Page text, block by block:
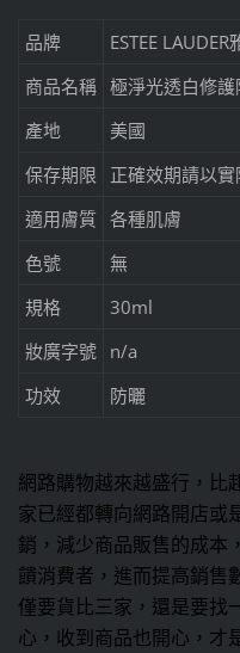
品牌
ESTEE
商品名稱 極淨光透白修
產地
美國
保存期限
正確效期請以
適用膚質 各種肌膚
色號
無
規格
30ml
妝廣字號
n/a
功效
防曬
網路購物越來越盛行，比
家已經都轉向網路開店或
銷，減少商品販售的成本
饋消費者，進而提高銷售
僅要貨比三家，還是要找
心，收到商品也開心，才